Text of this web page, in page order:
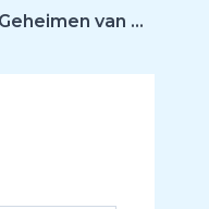
De Geweldige Geheimen van Rabbit Road Spel